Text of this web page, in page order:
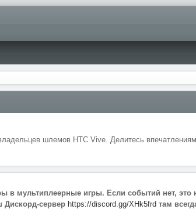
шлемов HTC Vive. Делитесь
в мультиплеерные игры. Если событий нет,
Дискорд-сервер https://discord.gg/XHk5frd там